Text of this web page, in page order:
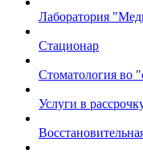
Лаборатория
Стационар
Стоматология во
Услуги в